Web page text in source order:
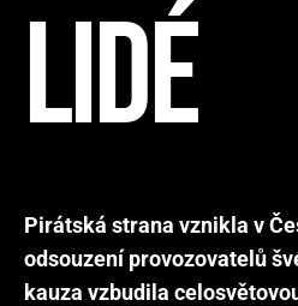
LIDÉ
Pirátská strana vznikla v
odsouzení provozovatelů
kauza vzbudila